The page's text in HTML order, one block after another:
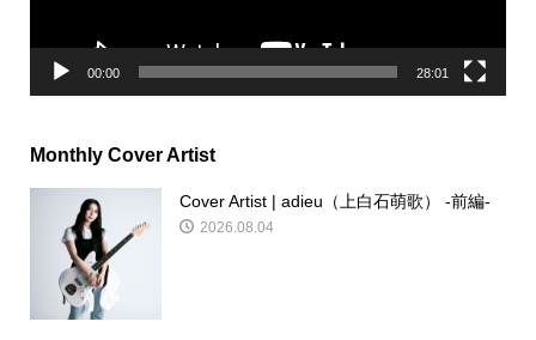
00:00 28:01
Monthly Cover Artist
Cover Artist | adieu（上白石萌歌） -前編-
2026.08.04